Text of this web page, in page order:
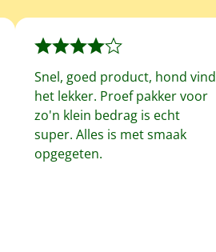
Snel, goed product, hond vind
het lekker. Proef pakker voor
zo'n klein bedrag is echt
super. Alles is met smaak
opgegeten.